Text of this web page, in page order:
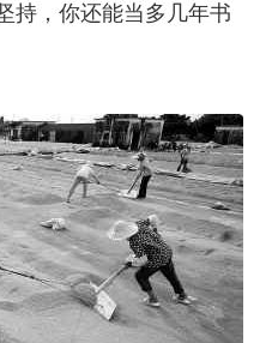
持，你还能当多几年书